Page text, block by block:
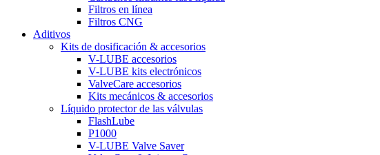
Filtros en línea
Filtros CNG
Aditivos
Kits de dosificación & accesorios
V-LUBE accesorios
V-LUBE kits electrónicos
ValveCare accesorios
Kits mecánicos & accesorios
Líquido protector de las válvulas
FlashLube
P1000
V-LUBE Valve Saver